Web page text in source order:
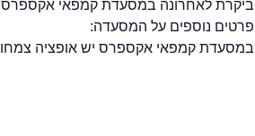
ביקרת לאחרונה במסעדת קמפאי אקספרס
פרטים נוספים על המסעדה:
במסעדת קמפאי אקספרס יש אופציה